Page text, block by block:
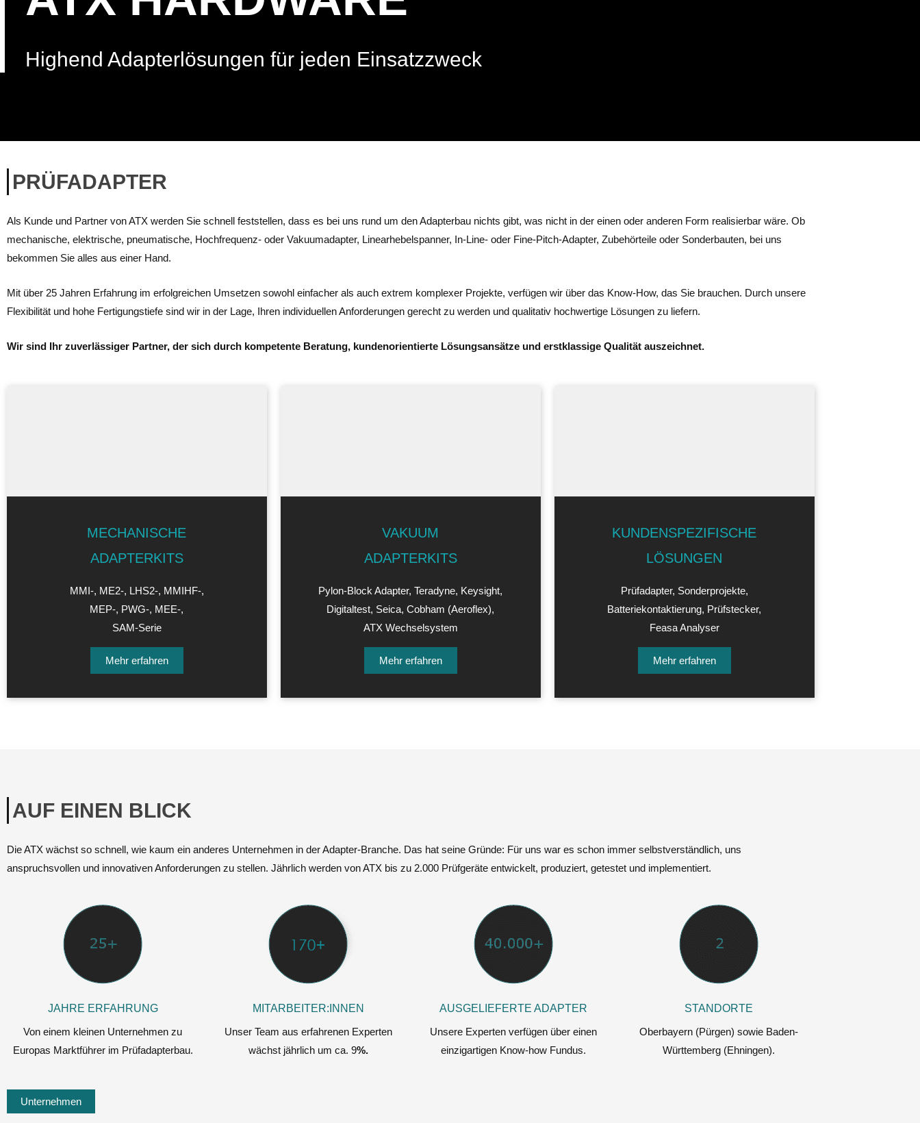
Highend Adapterlösungen für jeden Einsatzzweck
PRÜFADAPTER
Als Kunde und Partner von ATX werden Sie schnell feststellen, dass es bei uns rund um den Adapterbau nichts gibt, was nicht in der einen oder anderen Form realisierbar wäre. Ob
mechanische, elektrische, pneumatische, Hochfrequenz- oder Vakuumadapter, Linearhebelspanner, In-Line- oder Fine-Pitch-Adapter, Zubehörteile oder Sonderbauten, bei uns
bekommen Sie alles aus einer Hand.
Mit über 25 Jahren Erfahrung im erfolgreichen Umsetzen sowohl einfacher als auch extrem komplexer Projekte, verfügen wir über das Know-How, das Sie brauchen. Durch unsere
Flexibilität und hohe Fertigungstiefe sind wir in der Lage, Ihren individuellen Anforderungen gerecht zu werden und qualitativ hochwertige Lösungen zu liefern.
Wir sind Ihr zuverlässiger Partner, der sich durch kompetente Beratung, kundenorientierte Lösungsansätze und erstklassige Qualität auszeichnet.
MECHANISCHE
ADAPTERKITS
MMI-, ME2-, LHS2-, MMIHF-,
MEP-, PWG-, MEE-,
SAM-Serie
Mehr erfahren
VAKUUM
ADAPTERKITS
Pylon-Block Adapter, Teradyne, Keysight,
Digitaltest, Seica, Cobham (Aeroflex),
ATX Wechselsystem
Mehr erfahren
KUNDENSPEZIFISCHE
LÖSUNGEN
Prüfadapter, Sonderprojekte,
Batteriekontaktierung, Prüfstecker,
Feasa Analyser
Mehr erfahren
AUF EINEN BLICK
Die ATX wächst so schnell, wie kaum ein anderes Unternehmen in der Adapter-Branche. Das hat seine Gründe: Für uns war es schon immer selbstverständlich, uns
anspruchsvollen und innovativen Anforderungen zu stellen. Jährlich werden von ATX bis zu 2.000 Prüfgeräte entwickelt, produziert, getestet und implementiert.
JAHRE ERFAHRUNG
Von einem kleinen Unternehmen zu
Europas Marktführer im Prüfadapterbau.
MITARBEITER:INNEN
Unser Team aus erfahrenen Experten
wächst jährlich um ca. 9%.
AUSGELIEFERTE ADAPTER
Unsere Experten verfügen über einen
einzigartigen Know-how Fundus.
STANDORTE
Oberbayern (Pürgen) sowie Baden-
Württemberg (Ehningen).
Unternehmen